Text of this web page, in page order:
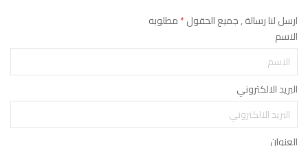
ارسل لنا رسالة , جميع الحقول*مطلوبه
الاسم
البريد الالكتروني
العنوان